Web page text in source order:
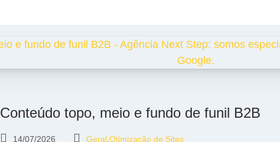
Conteúdo topo, meio e fundo de funil B2B
14/07/2026 Geral Otimização de Sites